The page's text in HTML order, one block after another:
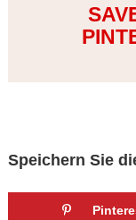
Speichern Sie